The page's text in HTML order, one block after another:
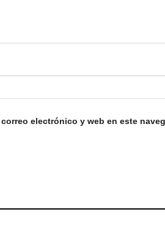
electrónico y web en este